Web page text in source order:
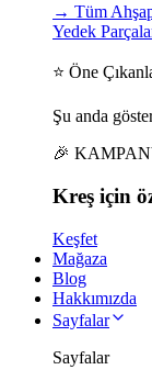
→ Tüm
Yedek
⭐ Öne
Şu anda
🎉
Kreş için
Keşfet
Mağaza
Blog
Hakkımızda
Sayfalar
Sayfalar